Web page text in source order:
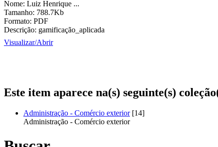
Nome: Luiz Henrique ...
Tamanho: 788.7Kb
Formato: PDF
Descrição: gamificação_aplicada
Visualizar/Abrir
Este item aparece na(s) seguinte(s)
Administração - Comércio exterior[14]
Administração - Comércio exterior